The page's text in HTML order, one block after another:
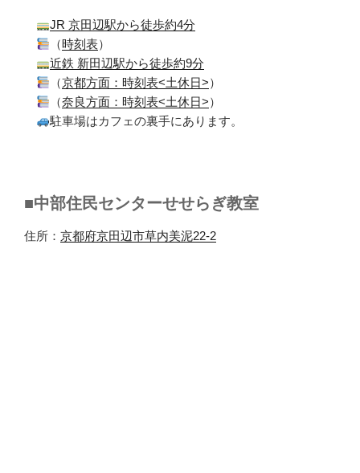
JR 京田辺駅から徒歩約4分
（時刻表）
近鉄 新田辺駅から徒歩約9分
（京都方面：時刻表<土休日>）
（奈良方面：時刻表<土休日>）
駐車場はカフェの裏手にあります。
■中部住民センターせせらぎ教室
住所： 京都府京田辺市草内美泥22-2